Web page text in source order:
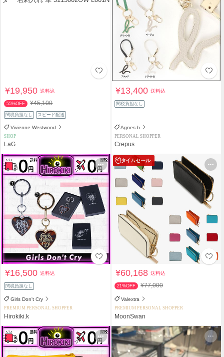
¥19,950送料込
55%OFF ¥45,100
関税負担なし スピード配送
Vivienne Westwood
SHOP
LaG
¥13,400送料込
関税負担なし
Agnes b
PERSONAL SHOPPER
Crepus
¥16,500送料込
関税負担なし
Girls Don't Cry
PREMIUM PERSONAL SHOPPER
Hirokiki.k
タイムセール
¥60,168送料込
21%OFF ¥77,000
Valextra
PREMIUM PERSONAL SHOPPER
MoonSwan